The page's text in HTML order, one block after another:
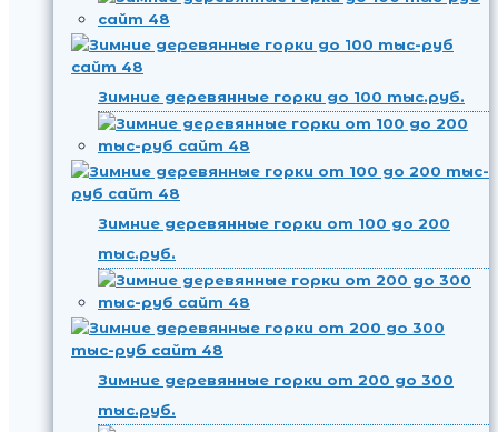
Зимние деревянные горки до 100 тыс.руб.
Зимние деревянные горки от 100 до 200
тыс.руб.
Зимние деревянные горки от 200 до 300
тыс.руб.